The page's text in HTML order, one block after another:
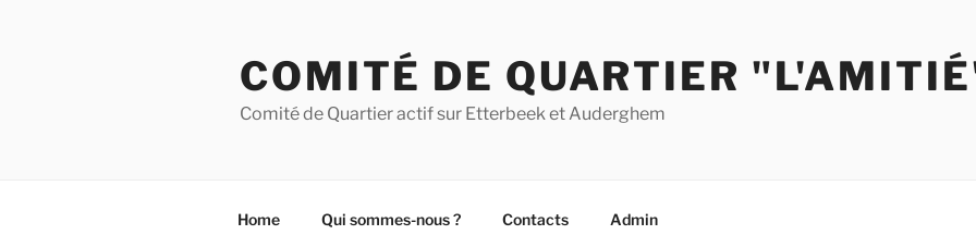
COMITÉ DE QUARTIER
Comité de Quartier actif sur Etterbeek et Auderghem
Home Qui sommes-nous ? Contacts Admin